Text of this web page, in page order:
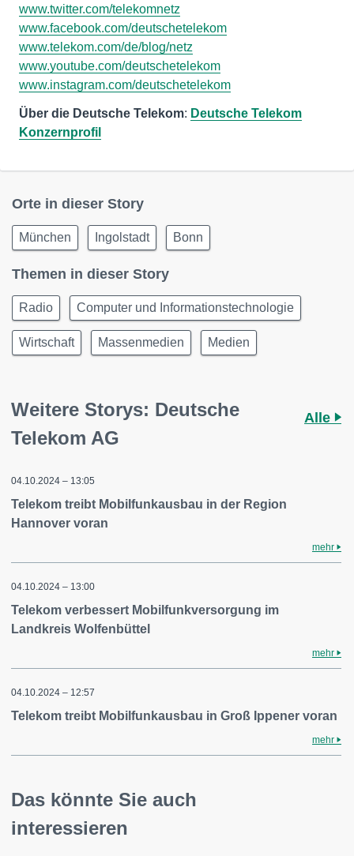
www.twitter.com/telekomnetz
www.facebook.com/deutschetelekom
www.telekom.com/de/blog/netz
www.youtube.com/deutschetelekom
www.instagram.com/deutschetelekom
Über die Deutsche Telekom: Deutsche Telekom
Konzernprofil
Orte in dieser Story
München Ingolstadt Bonn
Themen in dieser Story
Radio Computer und Informationstechnologie
Wirtschaft Massenmedien Medien
Weitere Storys: Deutsche
Telekom AG
Alle
04.10.2024 – 13:05
Telekom treibt Mobilfunkausbau in der Region
Hannover voran
mehr
04.10.2024 – 13:00
Telekom verbessert Mobilfunkversorgung im
Landkreis Wolfenbüttel
mehr
04.10.2024 – 12:57
Telekom treibt Mobilfunkausbau in Groß Ippener voran
mehr
Das könnte Sie auch
interessieren